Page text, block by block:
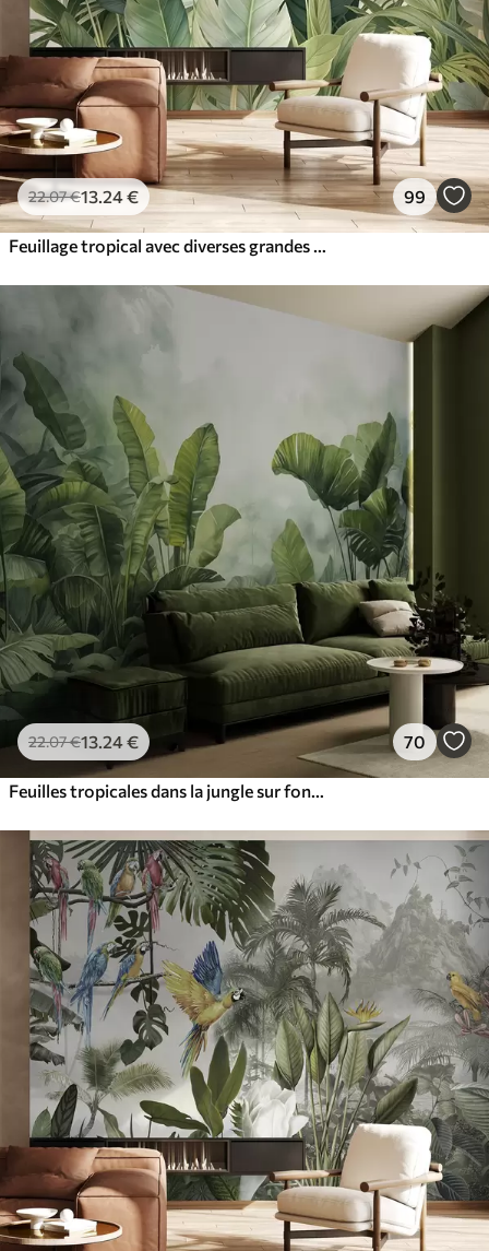
22.07€13.24€ 99
Feuillage tropical avec diverses grandes feuilles vertes, y compris des feuilles de bananier, des feuilles de palmier et d'autres espèces de plantes exotiques
22.07€13.24€ 70
Feuilles tropicales dans la jungle sur fond de brouillard aquarelle humide